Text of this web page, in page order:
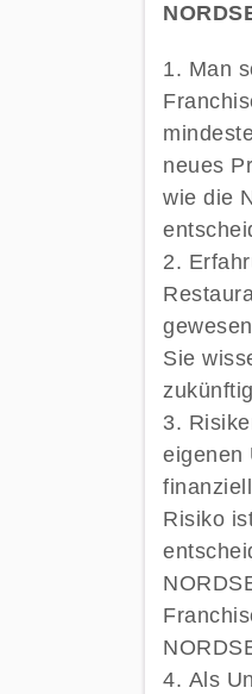
Man
neues
wie die
Sie
eigenen
Risiko
Als